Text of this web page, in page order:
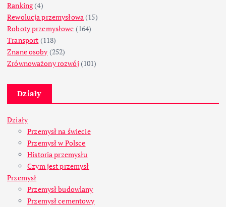
Ranking(4)
Rewolucja przemysłowa (15)
Roboty przemysłowe (164)
Transport (118)
Znane osoby (252)
Zrównoważony rozwój (101)
Działy
Działy
Przemysł na świecie
Przemysł w Polsce
Historia przemysłu
Czym jest przemysł
Przemysł
Przemysł budowlany
Przemysł cementowy